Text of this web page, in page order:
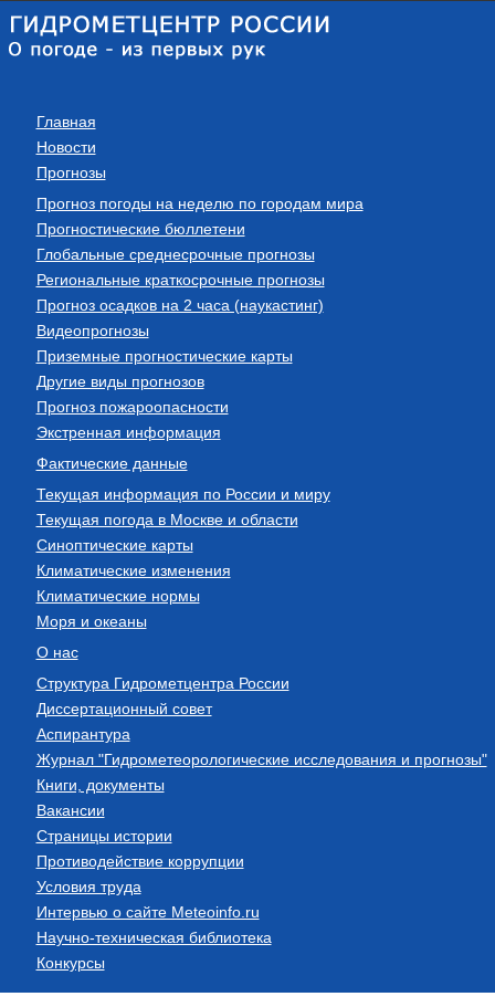
Главная
Новости
Прогнозы
Прогноз погоды на неделю по городам мира
Прогностические бюллетени
Глобальные среднесрочные прогнозы
Региональные краткосрочные прогнозы
Прогноз осадков на 2 часа (наукастинг)
Видеопрогнозы
Приземные прогностические карты
Другие виды прогнозов
Прогноз пожароопасности
Экстренная информация
Фактические данные
Текущая информация по России и миру
Текущая погода в Москве и области
Синоптические карты
Климатические изменения
Климатические нормы
Моря и океаны
О нас
Структура Гидрометцентра России
Диссертационный совет
Аспирантура
Журнал "Гидрометеорологические исследования и прогнозы"
Книги, документы
Вакансии
Страницы истории
Противодействие коррупции
Условия труда
Интервью о сайте Meteoinfo.ru
Научно-техническая библиотека
Конкурсы